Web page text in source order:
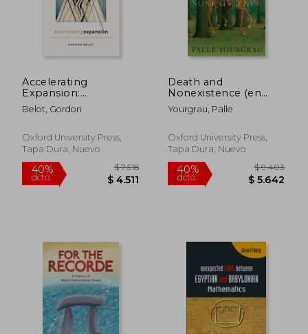
Accelerating
Expansion:
Philosophy and
Physics with a
Cosmological
Constant (en Inglés)
Belot, Gordon
Oxford University Press,
Tapa Dura, Nuevo
Death and
Nonexistence (en
Inglés)
Yourgrau, Palle
Oxford University Press,
Tapa Dura, Nuevo